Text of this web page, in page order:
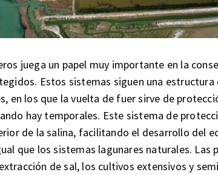
juega un papel muy importante en la
Estos sistemas siguen una
en los que la vuelta de fuer sirve de
hay temporales. Este sistema de
de la salina, facilitando el desarrollo del
que los sistemas lagunares naturales. Las
de sal, los cultivos extensivos y